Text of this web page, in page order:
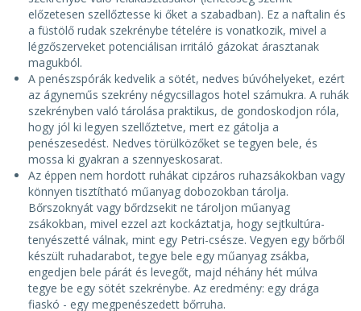
előzetesen szellőztesse ki őket a szabadban). Ez a naftalin és
a füstölő rudak szekrénybe tételére is vonatkozik, mivel a
légzőszerveket potenciálisan irritáló gázokat árasztanak
magukból.
A penészspórák kedvelik a sötét, nedves búvóhelyeket, ezért
az ágyneműs szekrény négycsillagos hotel számukra. A ruhák
szekrényben való tárolása praktikus, de gondoskodjon róla,
hogy jól ki legyen szellőztetve, mert ez gátolja a
penészesedést. Nedves törülközőket se tegyen bele, és
mossa ki gyakran a szennyeskosarat.
Az éppen nem hordott ruhákat cipzáros ruhazsákokban vagy
könnyen tisztítható műanyag dobozokban tárolja.
Bőrszoknyát vagy bőrdzsekit ne tároljon műanyag
zsákokban, mivel ezzel azt kockáztatja, hogy sejtkultúra-
tenyészetté válnak, mint egy Petri-csésze. Vegyen egy bőrből
készült ruhadarabot, tegye bele egy műanyag zsákba,
engedjen bele párát és levegőt, majd néhány hét múlva
tegye be egy sötét szekrénybe. Az eredmény: egy drága
fiaskó - egy megpenészedett bőrruha.